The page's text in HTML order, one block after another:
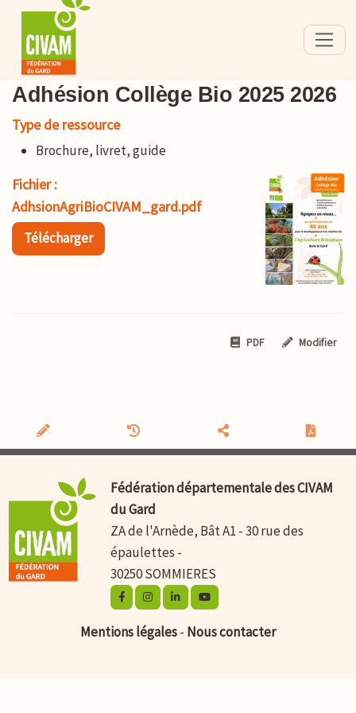
Adhésion Collège Bio 2025 2026
Type de ressource
Brochure, livret, guide
Fichier :
AdhsionAgriBioCIVAM_gard.pdf
Télécharger
PDF Modifier
Fédération départementale des CIVAM
du Gard
ZA de l'Arnède, Bât A1 - 30 rue des
épaulettes -
30250 SOMMIERES
Mentions légales- Nous contacter